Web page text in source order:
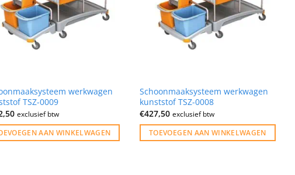
werkwagen
TSZ-0009
exclusief btw
AAN WINKELWAGEN
Schoonmaaksysteem werkwagen
kunststof TSZ-0008
€427,50 exclusief btw
TOEVOEGEN AAN WINKELWAGEN